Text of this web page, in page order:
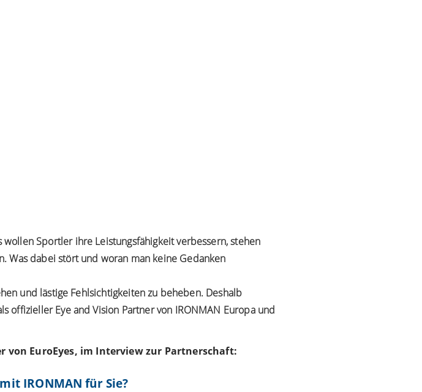
Sportler ihre Leistungsfähigkeit verbessern, stehen
Was dabei stört und woran man keine Gedanken
und lästige Fehlsichtigkeiten zu beheben. Deshalb
offizieller Eye and Vision Partner von IRONMAN Europa und
von EuroEyes, im Interview zur Partnerschaft:
IRONMAN für Sie?